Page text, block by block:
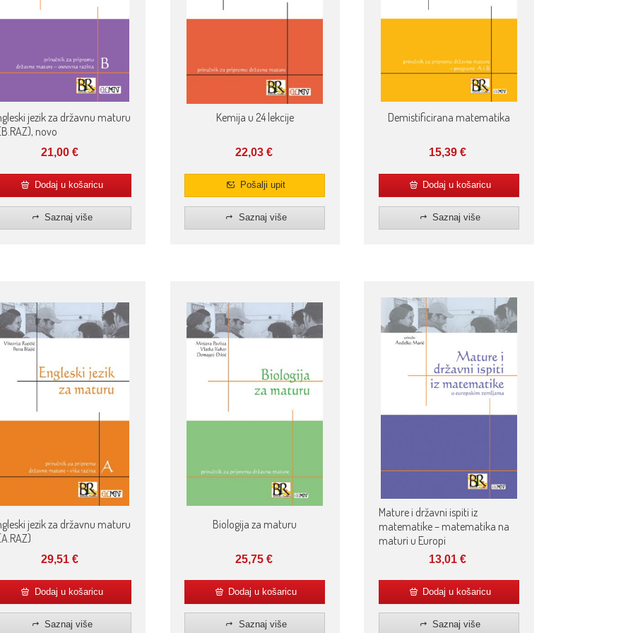
jezik za državnu maturu
novo
21,00€
Dodaj u košaricu
Saznaj više
Kemija u 24 lekcije
22,03 €
Pošalji upit
Saznaj više
Demistificirana matematika
15,39€
Dodaj u košaricu
Saznaj više
jezik za državnu maturu
29,51€
Dodaj u košaricu
Saznaj više
Biologija za maturu
25,75 €
Dodaj u košaricu
Saznaj više
Mature i državni ispiti iz
matematike – matematika na
maturi u Europi
13,01€
Dodaj u košaricu
Saznaj više